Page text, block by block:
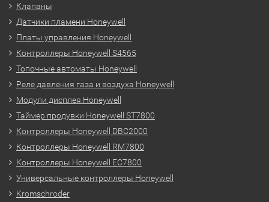
Клапаны
Датчики пламени Honeywell
Платы управления Honeywell
Контроллеры Honeywell S4565
Топочные автоматы Honeywell
Реле давления газа и воздуха Honeywell
Модули дисплея Honeywell
Таймер продувки Honeywell ST7800
Контроллеры Honeywell DBC2000
Контроллеры Honeywell RM7800
Контроллеры Honeywell EC7800
Универсальные контроллеры Honeywell
Kromschroder